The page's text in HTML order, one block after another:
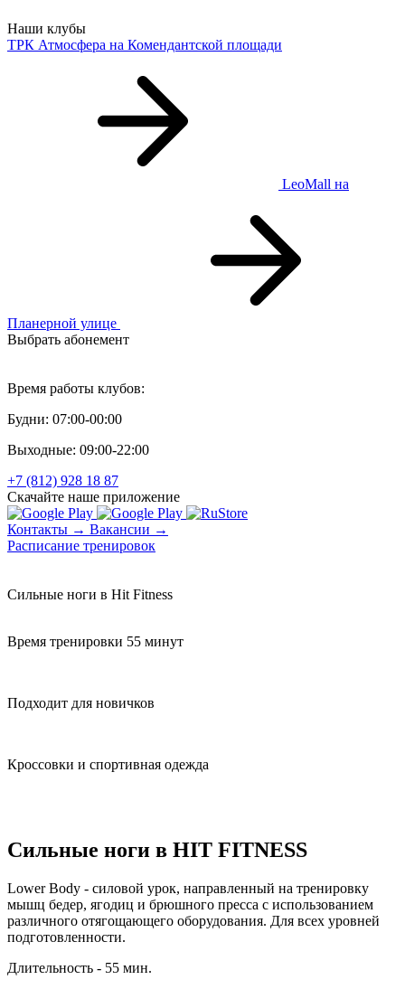
Наши клубы
ТРК Атмосфера на Комендантской площади
LeoMall на
Планерной улице
Выбрать абонемент
Время работы клубов:
Будни: 07:00-00:00
Выходные: 09:00-22:00
+7 (812) 928 18 87
Скачайте наше приложение
Контакты → Вакансии →
Расписание тренировок
Сильные ноги в Hit Fitness
Время тренировки 55 минут
Подходит для новичков
Кроссовки и спортивная одежда
Сильные ноги в HIT FITNESS
Lower Body - силовой урок, направленный на тренировку
мышц бедер, ягодиц и брюшного пресса с использованием
различного отягощающего оборудования. Для всех уровней
подготовленности.
Длительность - 55 мин.